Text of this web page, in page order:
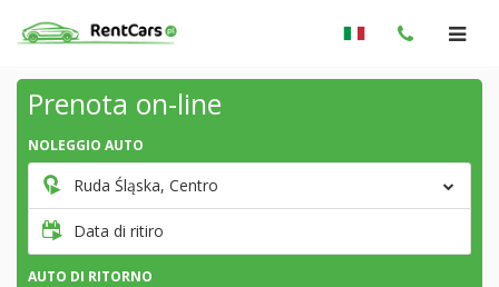
Prenota on-line
NOLEGGIO AUTO
Ruda Śląska, Centro
Data di ritiro
AUTO DI RITORNO